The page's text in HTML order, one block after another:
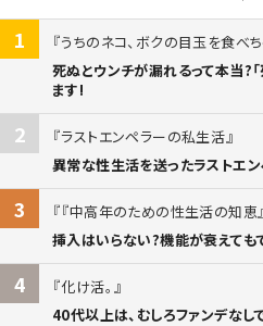
1
うちのネコ、ボクの目玉を食べ
死ぬとウンチが漏れるって本当?
ます!
2
ラストエンペラーの私生活
異常な性生活を送ったラストエ
3
『中高年のための性生活の知恵』
挿入はいらない?機能が衰えて
4
化け活。
40代以上は、むしろファンデな